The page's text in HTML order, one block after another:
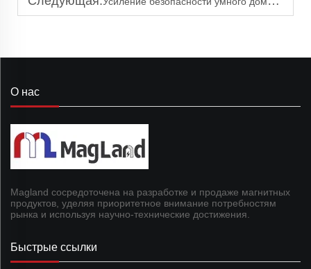
О нас
Magland сосредоточена на разработке и продаже магнитных
продуктов, уделяя приоритетное внимание потребностям
рынка и используя научно-технические достижения.
Быстрые ссылки